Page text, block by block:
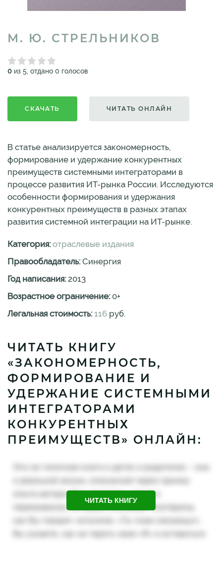
М. Ю. СТРЕЛЬНИКОВ
0 из 5, отдано 0 голосов
СКАЧАТЬ ЧИТАТЬ ОНЛАЙН
В статье анализируется закономерность,
формирование и удержание конкурентных
преимуществ системными интеграторами в
процессе развития ИТ-рынка России. Исследуются
особенности формирования и удержания
конкурентных преимуществ в разных этапах
развития системной интеграции на ИТ-рынке.
Категория: отраслевые издания
Правообладатель: Синергия
Год написания: 2013
Возрастное ограничение: 0+
Легальная стоимость: 116 руб.
ЧИТАТЬ КНИГУ
«ЗАКОНОМЕРНОСТЬ,
ФОРМИРОВАНИЕ И
УДЕРЖАНИЕ СИСТЕМНЫМИ
ИНТЕГРАТОРАМИ
КОНКУРЕНТНЫХ
ПРЕИМУЩЕСТВ» ОНЛАЙН:
ЧИТАТЬ КНИГУ